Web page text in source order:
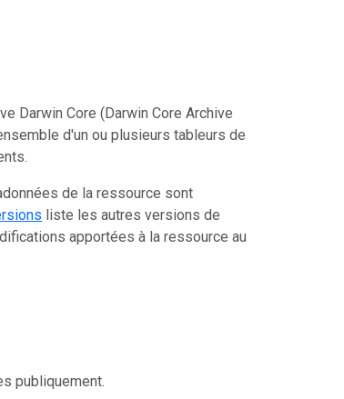
Darwin Core (Darwin Core Archive
d'un ou plusieurs tableurs de
de la ressource sont
liste les autres versions de
apportées à la ressource au
publiquement.